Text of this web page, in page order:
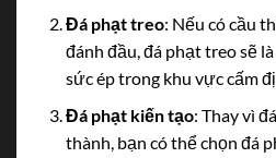
Đá phạt treo: Nếu có cầu
đánh đầu, đá phạt treo sẽ
sức ép trong khu vực cấm
Đá phạt kiến tạo: Thay vì
thành, bạn có thể chọn đá